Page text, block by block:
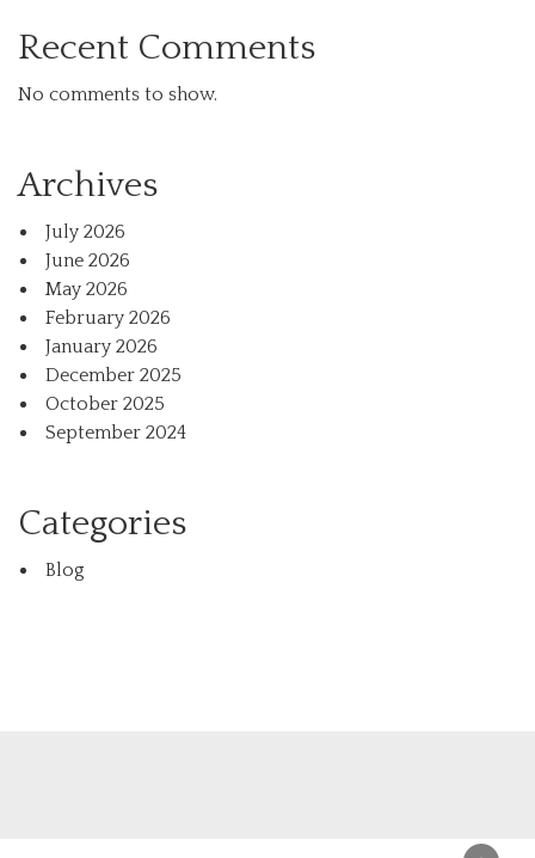
Recent Comments
No comments to show.
Archives
July 2026
June 2026
May 2026
February 2026
January 2026
December 2025
October 2025
September 2024
Categories
Blog